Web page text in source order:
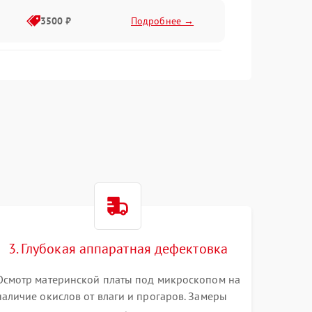
3500 ₽ Подробнее →
3000 ₽ Подробнее →
3. Глубокая аппаратная дефектовка
материнской платы под микроскопом на
окислов от влаги и прогаров. Замеры